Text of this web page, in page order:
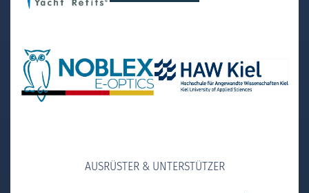
AUSRÜSTER & UNTERSTÜTZER